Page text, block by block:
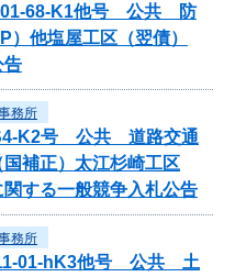
68-K1他号 公共 防
他塩屋工区（翌債）
告
務所
S4-K2号 公共 道路交通
補正）太江杉崎工区
関する一般競争入札公告
務所
11-01-hK3他号 公共 土